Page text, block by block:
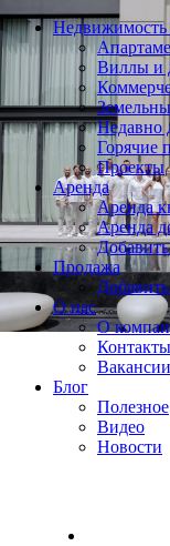
Недвижимость
Виллы и
Недавно
Горячие
Проекты
Аренда
Аренда
Аренда
Продажа
О нас
О
Контакты
Вакансии
Блог
Полезное
Видео
Новости